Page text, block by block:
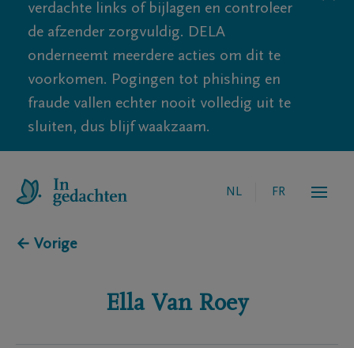
verdachte links of bijlagen en controleer
de afzender zorgvuldig. DELA
onderneemt meerdere acties om dit te
voorkomen. Pogingen tot phishing en
fraude vallen echter nooit volledig uit te
sluiten, dus blijf waakzaam.
NL FR
← Vorige
Ella Van Roey